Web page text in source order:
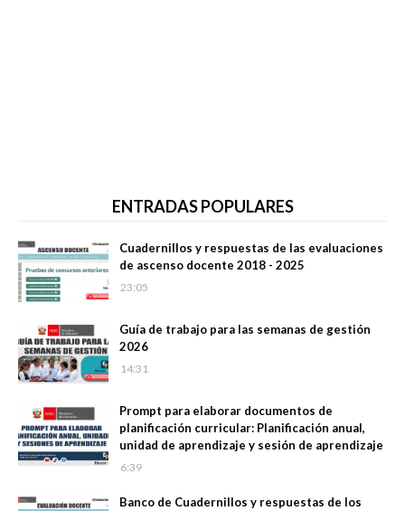
ENTRADAS POPULARES
Cuadernillos y respuestas de las evaluaciones
de ascenso docente 2018 - 2025
23:05
Guía de trabajo para las semanas de gestión
2026
14:31
Prompt para elaborar documentos de
planificación curricular: Planificación anual,
unidad de aprendizaje y sesión de aprendizaje
6:39
Banco de Cuadernillos y respuestas de los